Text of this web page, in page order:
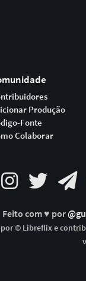
Produção
Fonte
Colaborar
Feito com ♥ por
por © Libreflix e